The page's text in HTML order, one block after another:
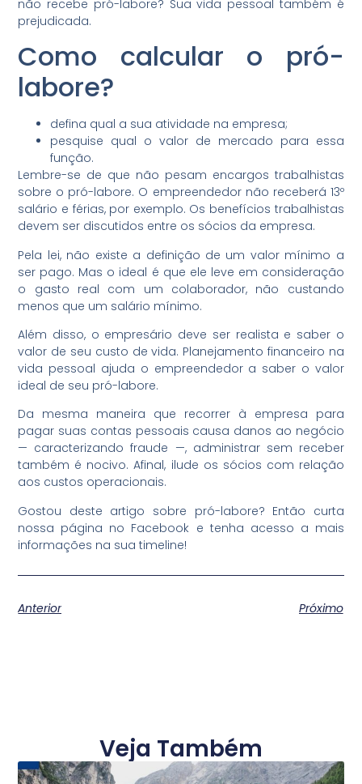
não recebe pró-labore? Sua vida pessoal também é
prejudicada.
Como calcular o pró-
labore?
defina qual a sua atividade na empresa;
pesquise qual o valor de mercado para essa
função.
Lembre-se de que não pesam encargos trabalhistas
sobre o pró-labore. O empreendedor não receberá 13º
salário e férias, por exemplo. Os benefícios trabalhistas
devem ser discutidos entre os sócios da empresa.
Pela lei, não existe a definição de um valor mínimo a
ser pago. Mas o ideal é que ele leve em consideração
o gasto real com um colaborador, não custando
menos que um salário mínimo.
Além disso, o empresário deve ser realista e saber o
valor de seu custo de vida. Planejamento financeiro na
vida pessoal ajuda o empreendedor a saber o valor
ideal de seu pró-labore.
Da mesma maneira que recorrer à empresa para
pagar suas contas pessoais causa danos ao negócio
— caracterizando fraude —, administrar sem receber
também é nocivo. Afinal, ilude os sócios com relação
aos custos operacionais.
Gostou deste artigo sobre pró-labore? Então curta
nossa página no Facebook e tenha acesso a mais
informações na sua timeline!
Anterior Próximo
Veja Também